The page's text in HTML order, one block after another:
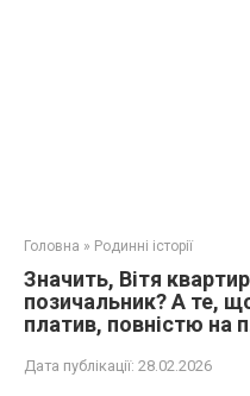
Головна » Родинні історії
Значить, Вітя
позичальник? А те,
платив, повністю на
Дата публікації: 28.02.2026